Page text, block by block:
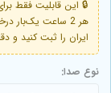
🔒 این قابلیت فقط
ایران را ثبت کنید
نوع صدا: